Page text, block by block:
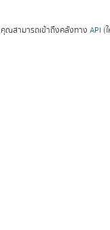
คุณสามารถเข้าถึงคลังทาง API (